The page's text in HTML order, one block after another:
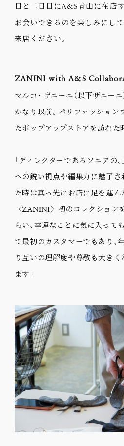
日と二日目にA&S青山に在店
お会いできるのを楽しみにし
来店ください。
ZANINI with A&S
マルコ・ ザニーニ（以下ザニー
かなり以前。パリファッション
たポップアップストアを訪れた
「ディレクターであるソニアの
への鋭い視点や編集力に魅了さ
た時は真っ先にお店に足を運ん
〈ZANINI〉初のコレクション
らい、幸運なことに気に入って
て最初のカスタマーでもあり、
り互いの理解度や尊敬も大き
ます」